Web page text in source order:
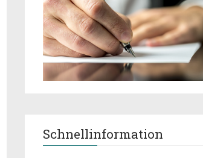
Schnellinformation